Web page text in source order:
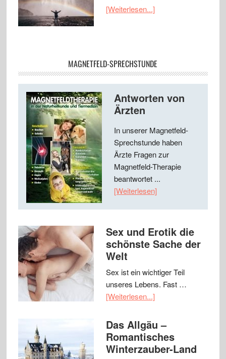
[Weiterlesen...]
MAGNETFELD-SPRECHSTUNDE
Antworten von
Ärzten
In unserer Magnetfeld-
Sprechstunde haben
Ärzte Fragen zur
Magnetfeld-Therapie
beantwortet ...
[Weiterlesen]
Sex und Erotik die
schönste Sache der
Welt
Sex ist ein wichtiger Teil
unseres Lebens. Fast …
[Weiterlesen...]
Das Allgäu –
Romantisches
Winterzauber-Land